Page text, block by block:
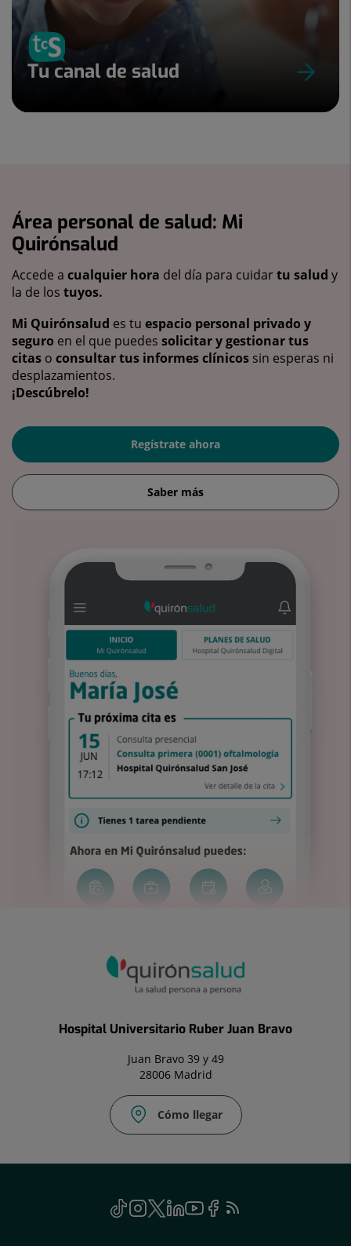
Tu canal de salud
Área personal de salud: Mi
Quirónsalud
Accede a cualquier hora del día para cuidartu salud y
la de los tuyos.
Mi Quirónsalud es tu espacio personal privado y
seguro en el que puedes solicitar y gestionar tus
citas o consultar tus informes clínicos sin esperas ni
desplazamientos.
¡Descúbrelo!
Regístrate ahora
Saber más
Hospital Universitario Ruber Juan Bravo
Juan Bravo 39 y 49
28006 Madrid
Cómo llegar
TikTok
Este
enlace
Instagram
Este
enlace
Twitter
Enlace
a
Linkedin
Este
enlace
Youtube
Este
enlace
Facebook
Enlace
Feed
Este